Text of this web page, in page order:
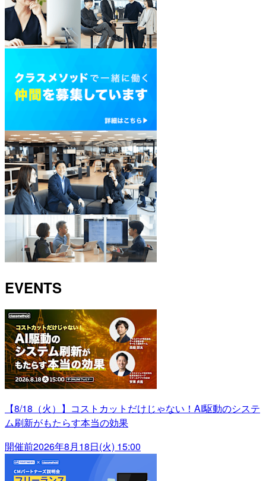
EVENTS
【8/18（火）】コストカットだけじゃない！AI駆動のシステ
ム刷新がもたらす本当の効果
開催前2026年8月18日(火) 15:00